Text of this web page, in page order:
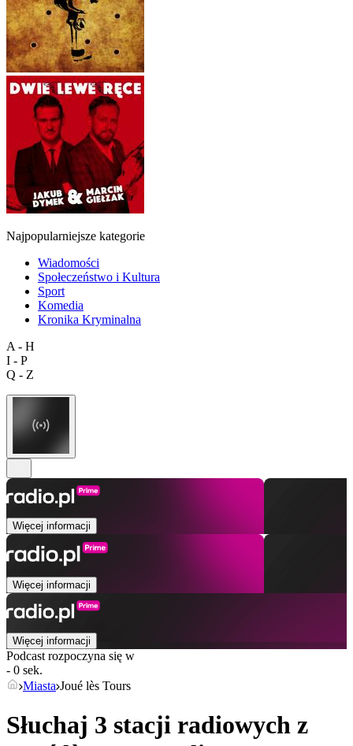
Najpopularniejsze kategorie
Wiadomości
Społeczeństwo i Kultura
Sport
Komedia
Kronika Kryminalna
A - H
I - P
Q - Z
Więcej informacji
Więcej informacji
Więcej informacji
Podcast rozpoczyna się w
- 0 sek.
Miasta Joué lès Tours
Słuchaj 3 stacji radiowych z